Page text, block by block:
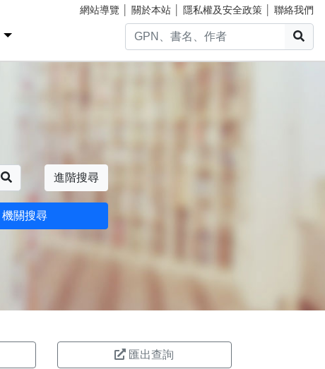
網站導覽 關於本站 隱私權及安全政策 聯絡我們
進階搜尋
機關搜尋
匯出查詢